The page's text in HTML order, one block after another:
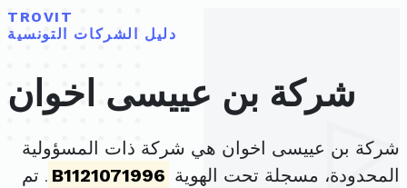
TROVIT
دليل الشركات التونسية
شركة بن عييسى اخوان
شركة بن عييسى اخوان هي شركة ذات المسؤولية
المحدودة، مسجلة تحت الهوية B1121071996 . تم